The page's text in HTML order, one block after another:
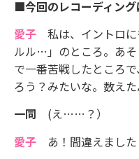
■今回のレコーディング
愛子 私は、イントロ
ルル…」のところ。あ
で一番苦戦したところ
ろう？みたいな。数え
一同 (え……？）
愛子 あ！間違えました